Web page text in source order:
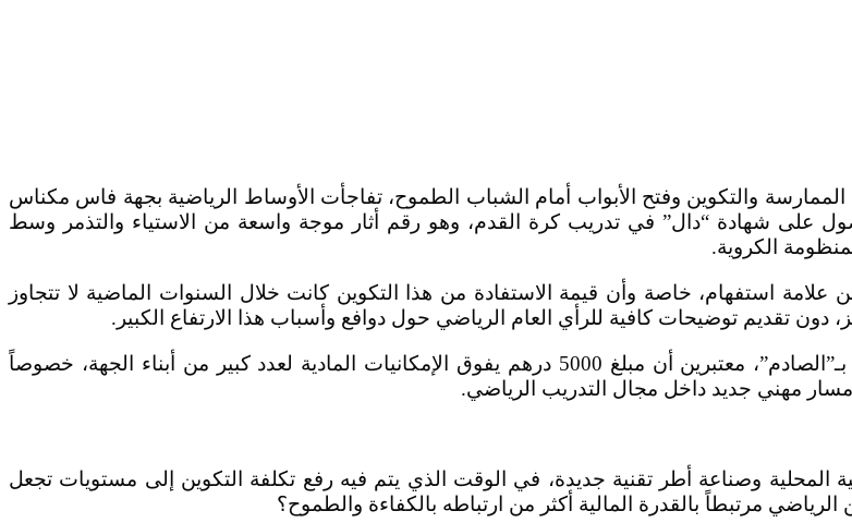
والتكوين وفتح الأبواب أمام الشباب الطموح، تفاجأت الأوساط الرياضية بجهة فاس مكناس
الخاص بالحصول على شهادة “دال” في تدريب كرة القدم، وهو رقم أثار موجة واسعة من الاستياء والتذمر وسط
الكروية.
استفهام، خاصة وأن قيمة الاستفادة من هذا التكوين كانت خلال السنوات الماضية لا تتجاوز
شباب رياضيون عبروا عن استغرابهم من هذا القرار الذي وصفه بعضهم بـ”الصادم”، معتبرين أن مبلغ 5000 درهم يفوق الإمكانيات المادية لعدد كبير من أبناء الجهة، خصوصاً
مسار مهني جديد داخل مجال التدريب الرياضي.
وصناعة أطر تقنية جديدة، في الوقت الذي يتم فيه رفع تكلفة التكوين إلى مستويات تجعل
مرتبطاً بالقدرة المالية أكثر من ارتباطه بالكفاءة والطموح؟